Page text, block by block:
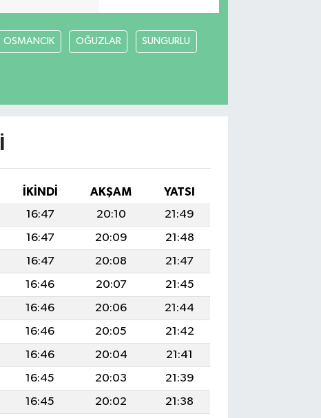
OSMANCIK OĞUZLAR SUNGURLU
İKINDI AKŞAM
YATSI
16:47 20:10
21:49
16:47 20:09
21:48
16:47 20:08
21:47
16:46 20:07
21:45
16:46 20:06
21:44
16:46 20:05
21:42
16:46 20:04
21:41
16:45 20:03
21:39
16:45 20:02
21:38